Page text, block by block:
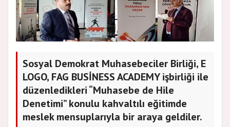
Sosyal Demokrat Muhasebeciler Birliği, E
LOGO, FAG BUSİNESS ACADEMY işbirliği ile
düzenledikleri “Muhasebe de Hile
Denetimi” konulu kahvaltılı eğitimde
meslek mensuplarıyla bir araya geldiler.